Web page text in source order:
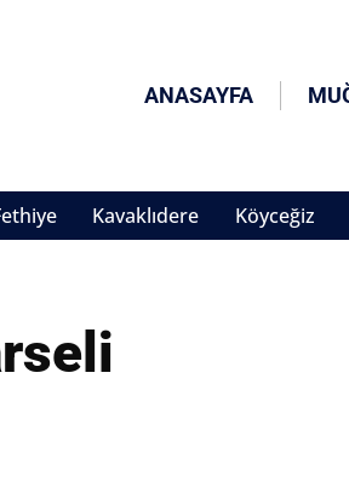
ANASAYFA
Kavaklıdere Köyceğiz